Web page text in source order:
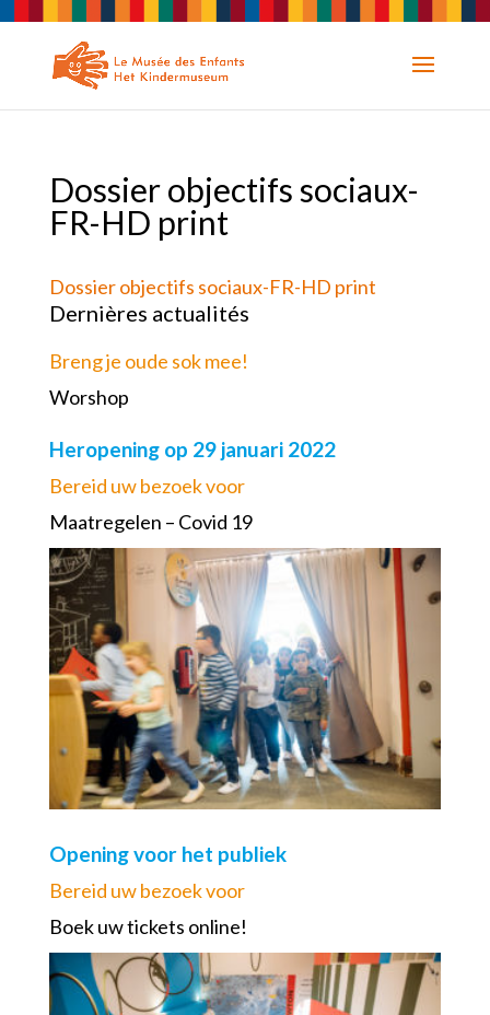
Dossier objectifs sociaux-
FR-HD print
Dossier objectifs sociaux-FR-HD print
Dernières actualités
Breng je oude sok mee!
Worshop
Heropening op 29 januari 2022
Bereid uw bezoek voor
Maatregelen – Covid 19
Opening voor het publiek
Bereid uw bezoek voor
Boek uw tickets online!